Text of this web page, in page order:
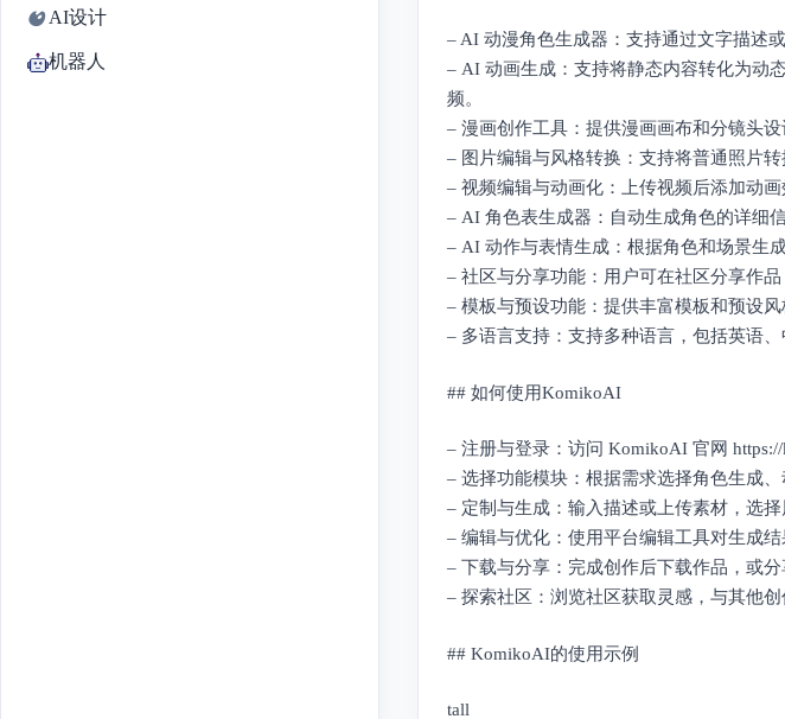
AI设计
机器人
– AI 动漫角色生成器：支持通过文字描述
– AI 动画生成：支持将静态内容转化为动
频。
– 漫画创作工具：提供漫画画布和分镜头
– 图片编辑与风格转换：支持将普通照片
– 视频编辑与动画化：上传视频后添加动
– AI 角色表生成器：自动生成角色的详细
– AI 动作与表情生成：根据角色和场景生
– 社区与分享功能：用户可在社区分享作
– 模板与预设功能：提供丰富模板和预设
– 多语言支持：支持多种语言，包括英语
## 如何使用KomikoAI
– 注册与登录：访问 KomikoAI 官网
– 选择功能模块：根据需求选择角色生成
– 定制与生成：输入描述或上传素材，选
– 编辑与优化：使用平台编辑工具对生成
– 下载与分享：完成创作后下载作品，或分
– 探索社区：浏览社区获取灵感，与其他创
## KomikoAI的使用示例
tall